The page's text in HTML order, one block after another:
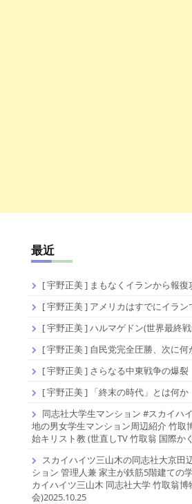
最近
[ 宇野正美 ] まもなくイランから報復
[ 宇野正美 ] アメリカはすでにイラン
[ 宇野正美 ] ハルマゲドン(世界最終
[ 宇野正美 ] 自民党完全圧勝、次に何
[ 宇野正美 ] さらなる中東戦争の爆裂
[ 宇野正美 ] 「終末の時代」とは何か
同志社大学生マンション #スカイハ
地の男女学生マンション周辺紹介 竹取
始キリスト教 (世直しTV 竹取翁 国際か
スカイハイツ三山木の同志社大京田
ション 管理人兼 家主が鉄筋5階建ての
カイハイツ三山木 同志社大学 竹取翁
会)2025.10.25